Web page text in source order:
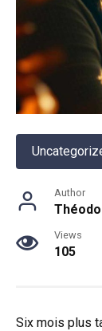
Author
Views
105
Six mois plus